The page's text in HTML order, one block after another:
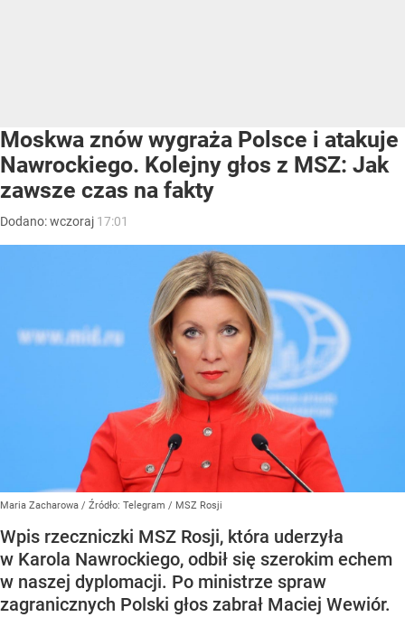
Moskwa znów wygraża Polsce i atakuje
Nawrockiego. Kolejny głos z MSZ: Jak
zawsze czas na fakty
Dodano:wczoraj 17:01
Maria Zacharowa / Źródło: Telegram / MSZ Rosji
Wpis rzeczniczki MSZ Rosji, która uderzyła
w Karola Nawrockiego, odbił się szerokim echem
w naszej dyplomacji. Po ministrze spraw
zagranicznych Polski głos zabrał Maciej Wewiór.